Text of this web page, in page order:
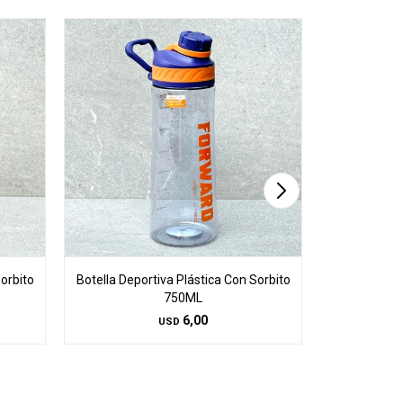
Botella Deportiva Plástica Con Sorbito
750ML
USD 6,00